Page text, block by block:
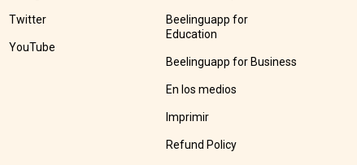
Twitter
YouTube
Beelinguapp for
Education
Beelinguapp for Business
En los medios
Imprimir
Refund Policy